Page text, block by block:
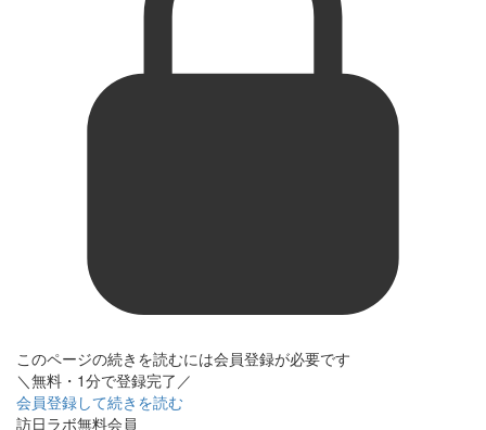
このページの続きを読むには会員登録が必要です
＼無料・1分で登録完了／
会員登録して続きを読む
訪日ラボ無料会員